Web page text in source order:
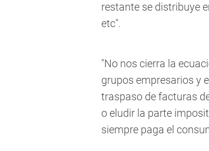
restante se distribuye
etc".
"No nos cierra la
grupos empresarios y
traspaso de facturas
o eludir la parte
siempre paga el